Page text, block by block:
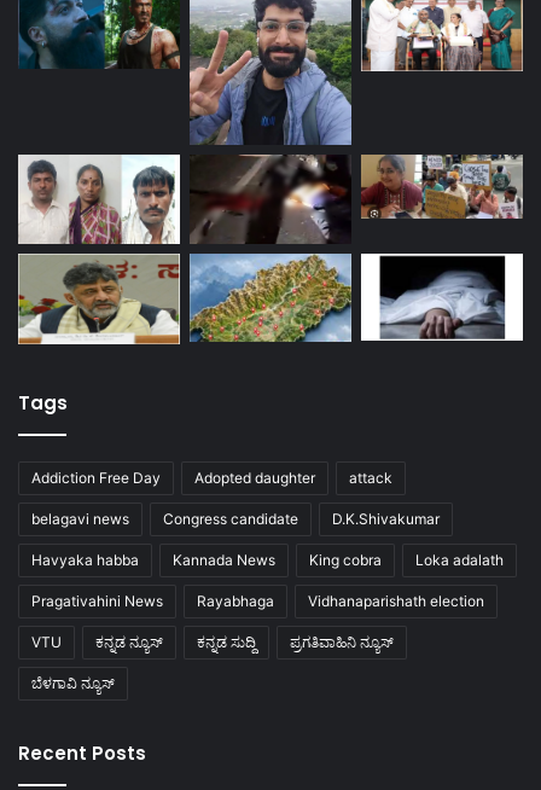
Tags
Addiction Free Day Adopted daughter attack
belagavi news Congress candidate D.K.Shivakumar
Havyaka habba Kannada News King cobra Loka adalath
Pragativahini News Rayabhaga Vidhanaparishath election
VTU ಕನ್ನಡ ನ್ಯೂಸ್ ಕನ್ನಡ ಸುದ್ದಿ ಪ್ರಗತಿವಾಹಿನಿ ನ್ಯೂಸ್
ಬೆಳಗಾವಿ ನ್ಯೂಸ್
Recent Posts